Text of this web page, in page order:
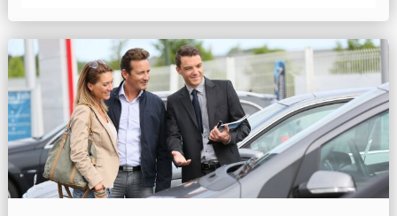
тысяч жизней по всему миру. Учреждённая Генеральной
Ассамблеей (резолюция A/RES/75/273) в 2021 году, дата
стала важным поводом для стран, организаций и
отдельн...